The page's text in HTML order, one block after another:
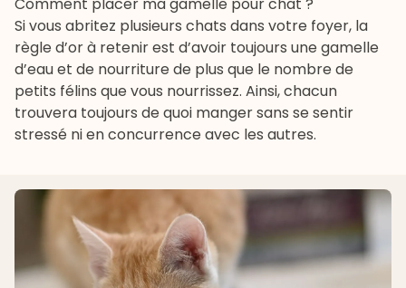
Comment placer ma gamelle pour chat ?
Si vous abritez plusieurs chats dans votre foyer, la
règle d’or à retenir est d’avoir toujours une gamelle
d’eau et de nourriture de plus que le nombre de
petits félins que vous nourrissez. Ainsi, chacun
trouvera toujours de quoi manger sans se sentir
stressé ni en concurrence avec les autres.